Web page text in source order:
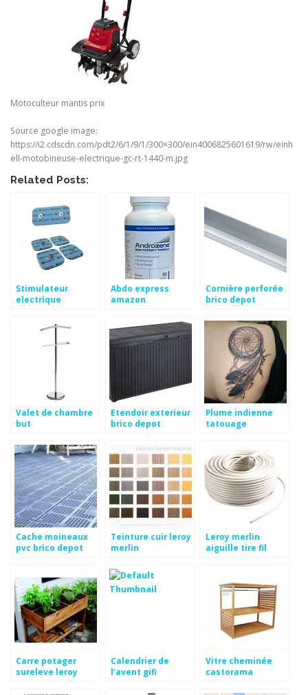
Motoculteur mantis prix
Source google image:
https://i2.cdscdn.com/pdt2/6/1/9/1/300×300/ein4006825601619/rw/einh
ell-motobineuse-electrique-gc-rt-1440-m.jpg
Related Posts:
Stimulateur
electrique
Abdo express
amazon
Cornière perforée
brico depot
Valet de chambre
but
Etendoir exterieur
brico depot
Plume indienne
tatouage
Cache moineaux
pvc brico depot
Teinture cuir leroy
merlin
Leroy merlin
aiguille tire fil
Carre potager
sureleve leroy
Calendrier de
l’avent gifi
Vitre cheminée
castorama